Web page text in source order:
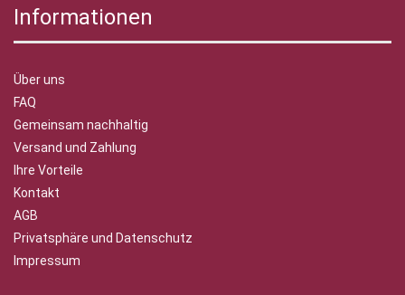
Informationen
Über uns
FAQ
Gemeinsam nachhaltig
Versand und Zahlung
Ihre Vorteile
Kontakt
AGB
Privatsphäre und Datenschutz
Impressum